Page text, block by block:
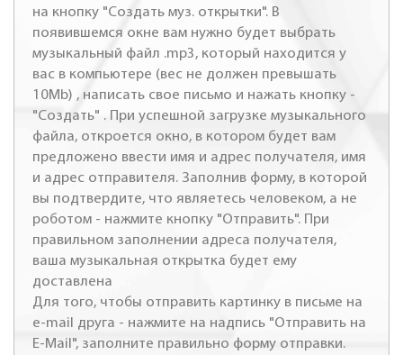
на кнопку "Создать муз. открытки". В
появившемся окне вам нужно будет выбрать
музыкальный файл .mp3, который находится у
вас в компьютере (вес не должен превышать
10Mb) , написать свое письмо и нажать кнопку -
"Создать" . При успешной загрузке музыкального
файла, откроется окно, в котором будет вам
предложено ввести имя и адрес получателя, имя
и адрес отправителя. Заполнив форму, в которой
вы подтвердите, что являетесь человеком, а не
роботом - нажмите кнопку "Отправить". При
правильном заполнении адреса получателя,
ваша музыкальная открытка будет ему
доставлена
Для того, чтобы отправить картинку в письме на
e-mail друга - нажмите на надпись "Отправить на
E-Mail", заполните правильно форму отправки.